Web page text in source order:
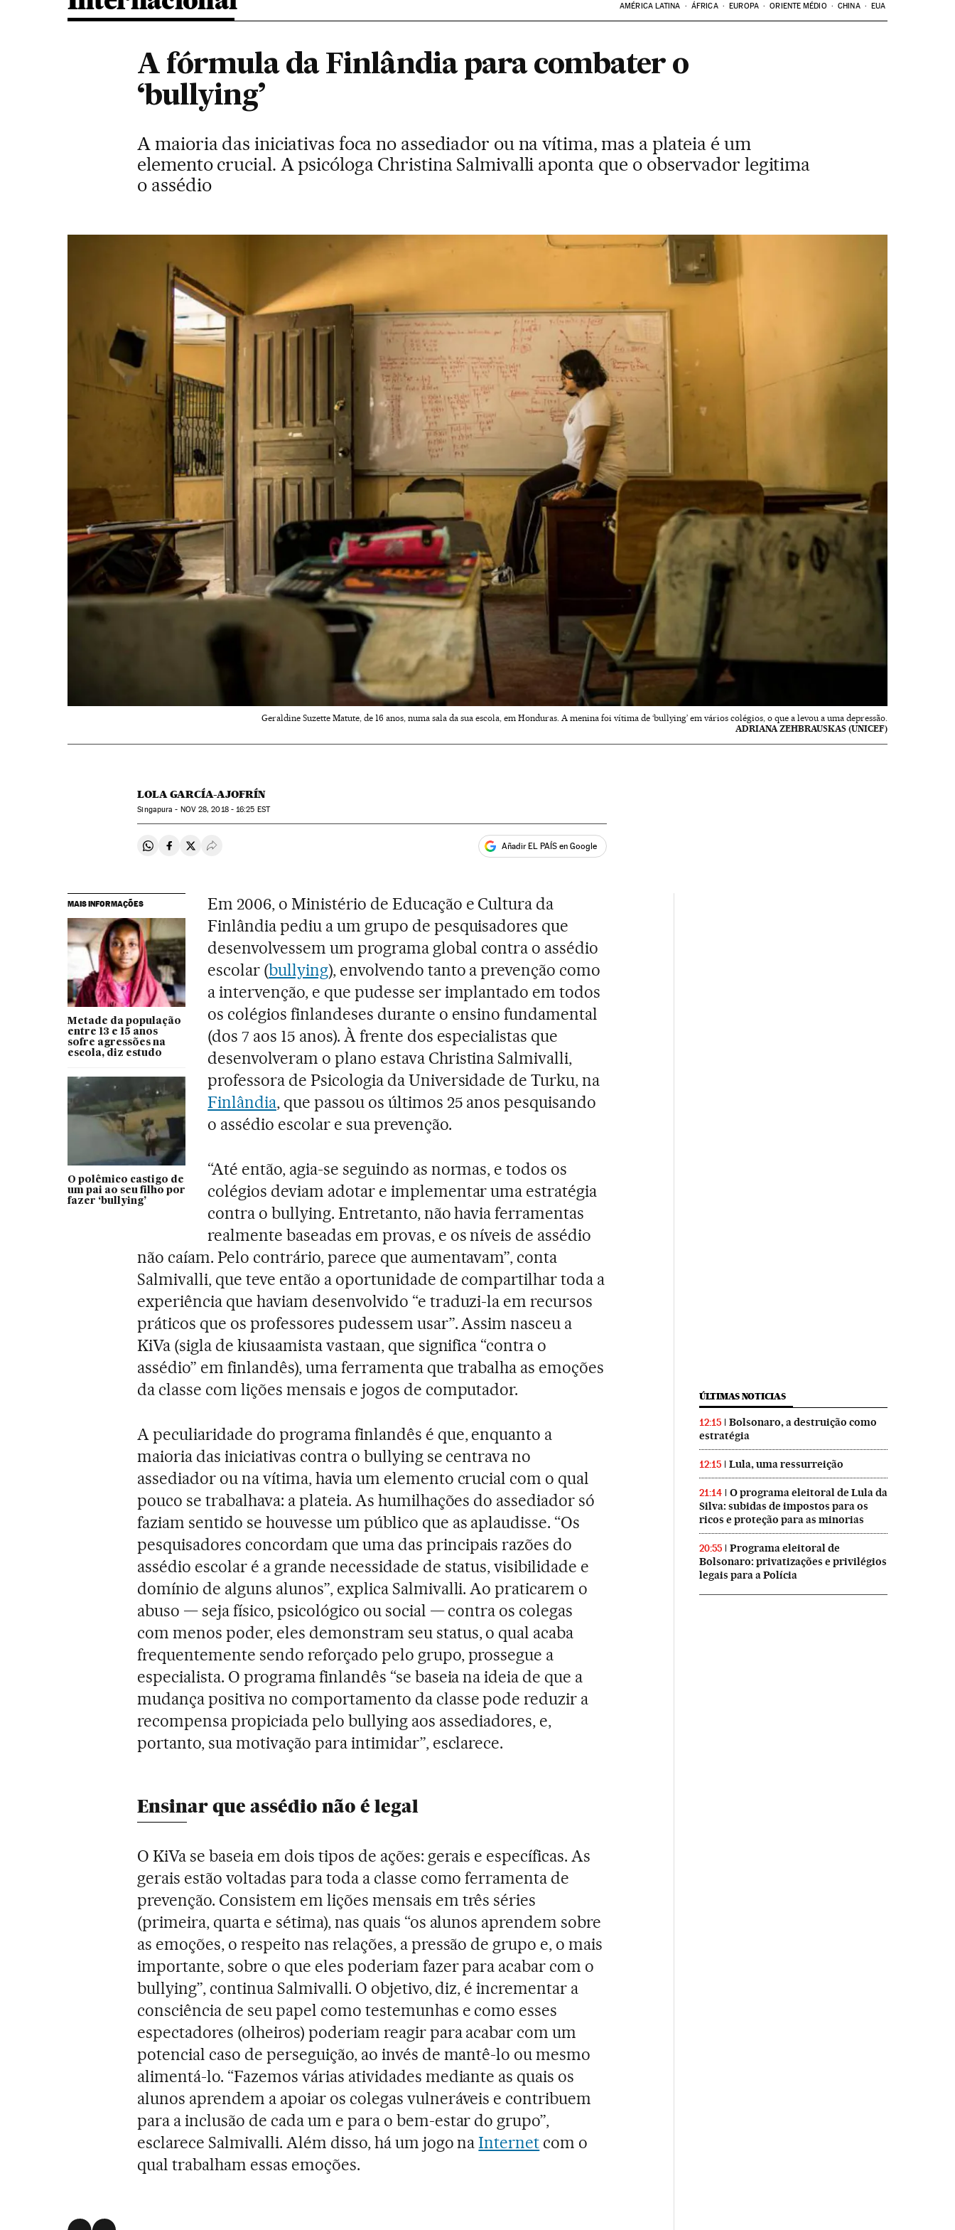
AMÉRICA LATINA ÁFRICA EUROPA ORIENTE MÉDIO CHINA EUA
A fórmula da Finlândia para combater o
‘bullying’
A maioria das iniciativas foca no assediador ou na vítima, mas a plateia é um
elemento crucial. A psicóloga Christina Salmivalli aponta que o observador legitima
o assédio
Geraldine Suzette Matute, de 16 anos, numa sala da sua escola, em Honduras. A menina foi vítima de ‘bullying’ em vários colégios, o que a levou a uma depressão.
ADRIANA ZEHBRAUSKAS (UNICEF)
LOLA GARCÍA-AJOFRÍN
Singapura - NOV28, 2018 - 16:25 EST
Compartir en Whatsapp
Compartir en Facebook
Compartir en Twitter
Desplegar Redes Sociales Añadir EL PAÍS en Google
MAIS INFORMAÇÕES
Metade da população
entre 13 e 15 anos
sofre agressões na
escola, diz estudo
O polêmico castigo de
um pai ao seu filho por
fazer ‘bullying’
Em 2006, o Ministério de Educação e Cultura da
Finlândia pediu a um grupo de pesquisadores que
desenvolvessem um programa global contra o assédio
escolar (bullying), envolvendo tanto a prevenção como
a intervenção, e que pudesse ser implantado em todos
os colégios finlandeses durante o ensino fundamental
(dos 7 aos 15 anos). À frente dos especialistas que
desenvolveram o plano estava Christina Salmivalli,
professora de Psicologia da Universidade de Turku, na
Finlândia, que passou os últimos 25 anos pesquisando
o assédio escolar e sua prevenção.
“Até então, agia-se seguindo as normas, e todos os
colégios deviam adotar e implementar uma estratégia
contra o bullying. Entretanto, não havia ferramentas
realmente baseadas em provas, e os níveis de assédio
não caíam. Pelo contrário, parece que aumentavam”, conta
Salmivalli, que teve então a oportunidade de compartilhar toda a
experiência que haviam desenvolvido “e traduzi-la em recursos
práticos que os professores pudessem usar”. Assim nasceu a
KiVa (sigla de kiusaamista vastaan, que significa “contra o
assédio” em finlandês), uma ferramenta que trabalha as emoções
da classe com lições mensais e jogos de computador.
A peculiaridade do programa finlandês é que, enquanto a
maioria das iniciativas contra o bullying se centrava no
assediador ou na vítima, havia um elemento crucial com o qual
pouco se trabalhava: a plateia. As humilhações do assediador só
faziam sentido se houvesse um público que as aplaudisse. “Os
pesquisadores concordam que uma das principais razões do
assédio escolar é a grande necessidade de status, visibilidade e
domínio de alguns alunos”, explica Salmivalli. Ao praticarem o
abuso — seja físico, psicológico ou social — contra os colegas
com menos poder, eles demonstram seu status, o qual acaba
frequentemente sendo reforçado pelo grupo, prossegue a
especialista. O programa finlandês “se baseia na ideia de que a
mudança positiva no comportamento da classe pode reduzir a
recompensa propiciada pelo bullying aos assediadores, e,
portanto, sua motivação para intimidar”, esclarece.
Ensinar que assédio não é legal
O KiVa se baseia em dois tipos de ações: gerais e específicas. As
gerais estão voltadas para toda a classe como ferramenta de
prevenção. Consistem em lições mensais em três séries
(primeira, quarta e sétima), nas quais “os alunos aprendem sobre
as emoções, o respeito nas relações, a pressão de grupo e, o mais
importante, sobre o que eles poderiam fazer para acabar com o
bullying”, continua Salmivalli. O objetivo, diz, é incrementar a
consciência de seu papel como testemunhas e como esses
espectadores (olheiros) poderiam reagir para acabar com um
potencial caso de perseguição, ao invés de mantê-lo ou mesmo
alimentá-lo. “Fazemos várias atividades mediante as quais os
alunos aprendem a apoiar os colegas vulneráveis e contribuem
para a inclusão de cada um e para o bem-estar do grupo”,
esclarece Salmivalli. Além disso, há um jogo naInternet com o
qual trabalham essas emoções.
ÚLTIMAS NOTICIAS
12:15
Bolsonaro, a destruição como
estratégia
12:15 Lula, uma ressurreição
21:14
O programa eleitoral de Lula da
Silva: subidas de impostos para os
ricos e proteção para as minorias
20:55
Programa eleitoral de
Bolsonaro: privatizações e privilégios
legais para a Polícia